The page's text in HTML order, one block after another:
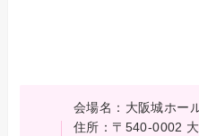
会場名：大阪城ホー
住所：〒540-0002